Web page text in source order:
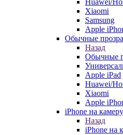
Huawei/
Xiaomi
Samsung
Apple
Обычные
Назад
Обычные
Apple iPad
Huawei/
Xiaomi
Apple
iPhone на камеру
Назад
iPhone на